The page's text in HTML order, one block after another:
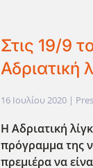
Στις 19/9
Αδριατική
16 Ιουλίου 2020|
Η Αδριατική
πρόγραμμα της
πρεμιέρα να